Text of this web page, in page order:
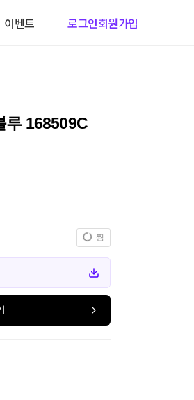
이벤트 로그인회원가입
루 168509C
찜